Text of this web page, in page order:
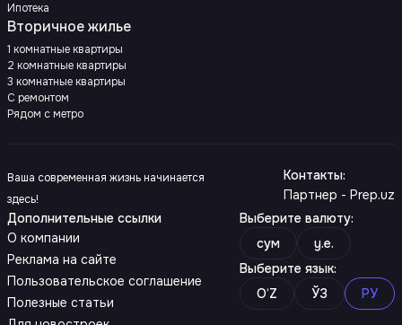
Ипотека
Вторичное жилье
1 комнатные квартиры
2 комнатные квартиры
3 комнатные квартиры
С ремонтом
Рядом с метро
Ваша современная жизнь начинается
здесь!
Контакты:
Партнер - Prep.uz
Дополнительные ссылки
О компании
Реклама на сайте
Пользовательское соглашение
Полезные статьи
Выберите валюту:
сум
y.e.
Выберите язык:
O‘Z
ЎЗ РУ